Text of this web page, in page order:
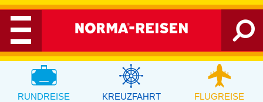
RUNDREISE KREUZFAHRT FLUGREISE